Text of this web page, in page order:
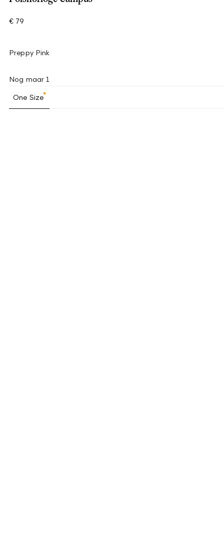
€ 79
Preppy Pink
Nog maar 1
One Size